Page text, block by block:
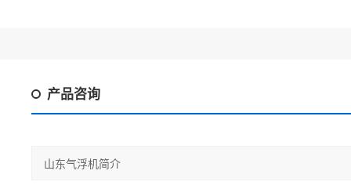
产品咨询